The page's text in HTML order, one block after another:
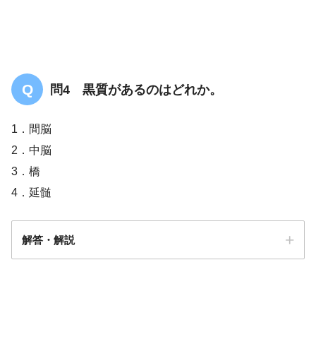
問4 黒質があるのはどれか。
1．間脳
2．中脳
3．橋
4．延髄
解答・解説